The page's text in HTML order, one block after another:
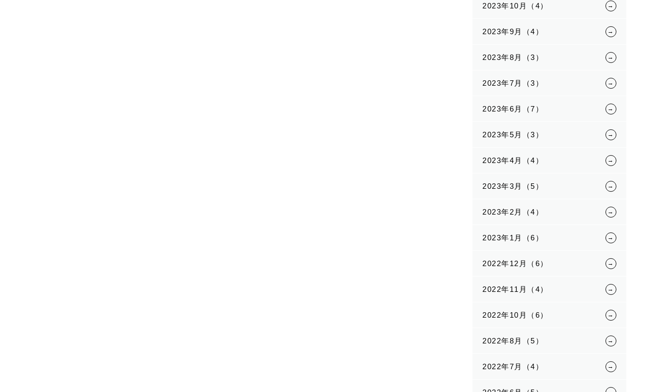
2023年10月（4）
2023年9月（4）
2023年8月（3）
2023年7月（3）
2023年6月（7）
2023年5月（3）
2023年4月（4）
2023年3月（5）
2023年2月（4）
2023年1月（6）
2022年12月（6）
2022年11月（4）
2022年10月（6）
2022年8月（5）
2022年7月（4）